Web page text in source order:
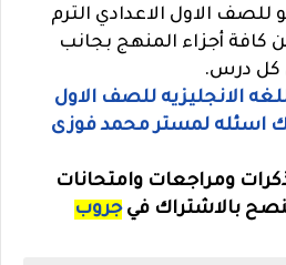
للصف الاول الاعدادي الترم
تتضمن كافة أجزاء المنهج بجانب
كل درس.
الانجليزيه للصف الاول
بنك اسئله لمستر محمد فوزى
ومراجعات وامتحانات
بالاشتراك فيجروب